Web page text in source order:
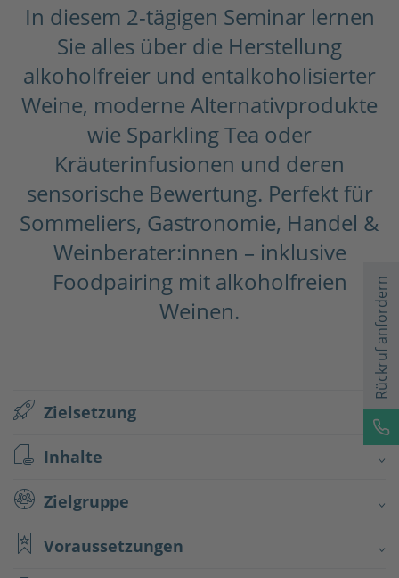
In diesem 2-tägigen Seminar lernen
Sie alles über die Herstellung
alkoholfreier und entalkoholisierter
Weine, moderne Alternativprodukte
wie Sparkling Tea oder
Kräuterinfusionen und deren
sensorische Bewertung. Perfekt für
Sommeliers, Gastronomie, Handel &
Weinberater:innen – inklusive
Foodpairing mit alkoholfreien
Weinen.
Zielsetzung
Inhalte
Zielgruppe
Voraussetzungen
Rückruf anfordern